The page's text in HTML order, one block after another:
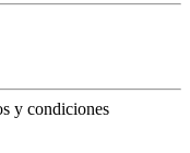
y condiciones